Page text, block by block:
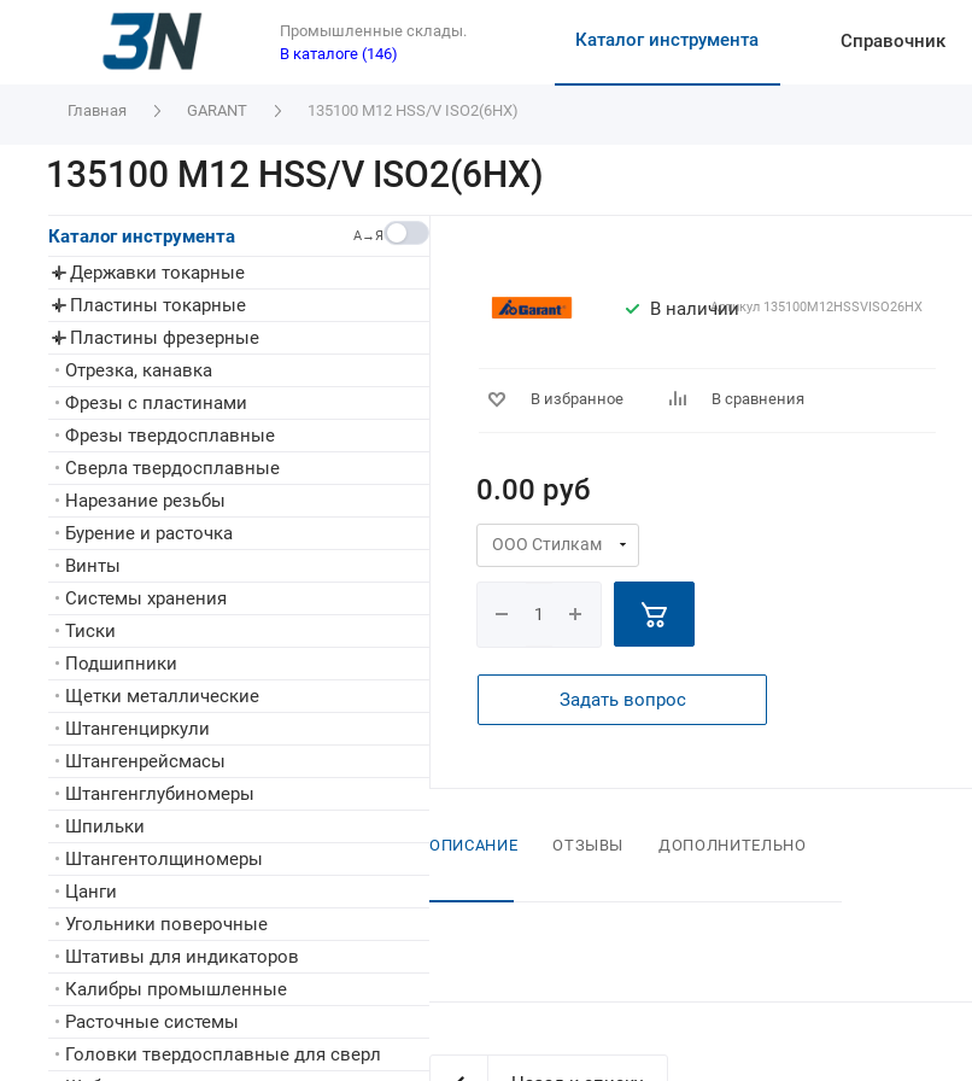
Промышленные склады.
В каталоге (146)
Каталог инструмента Справочник
Главная GARANT 135100 M12 HSS/V ISO2(6HX)
135100 M12 HSS/V ISO2(6HX)
В наличии
Артикул 135100M12HSSVISO26HX
В избранное В сравнения
0.00 руб
Задать вопрос
ОПИСАНИЕ ОТЗЫВЫ ДОПОЛНИТЕЛЬНО
Каталог инструмента A→Я
▸ Державки токарные
▸ Пластины токарные
▸ Пластины фрезерные
• Отрезка, канавка
• Фрезы с пластинами
• Фрезы твердосплавные
• Сверла твердосплавные
• Нарезание резьбы
• Бурение и расточка
• Винты
• Системы хранения
• Тиски
• Подшипники
• Щетки металлические
• Штангенциркули
• Штангенрейсмасы
• Штангенглубиномеры
• Шпильки
• Штангентолщиномеры
• Цанги
• Угольники поверочные
• Штативы для индикаторов
• Калибры промышленные
• Расточные системы
• Головки твердосплавные для сверл